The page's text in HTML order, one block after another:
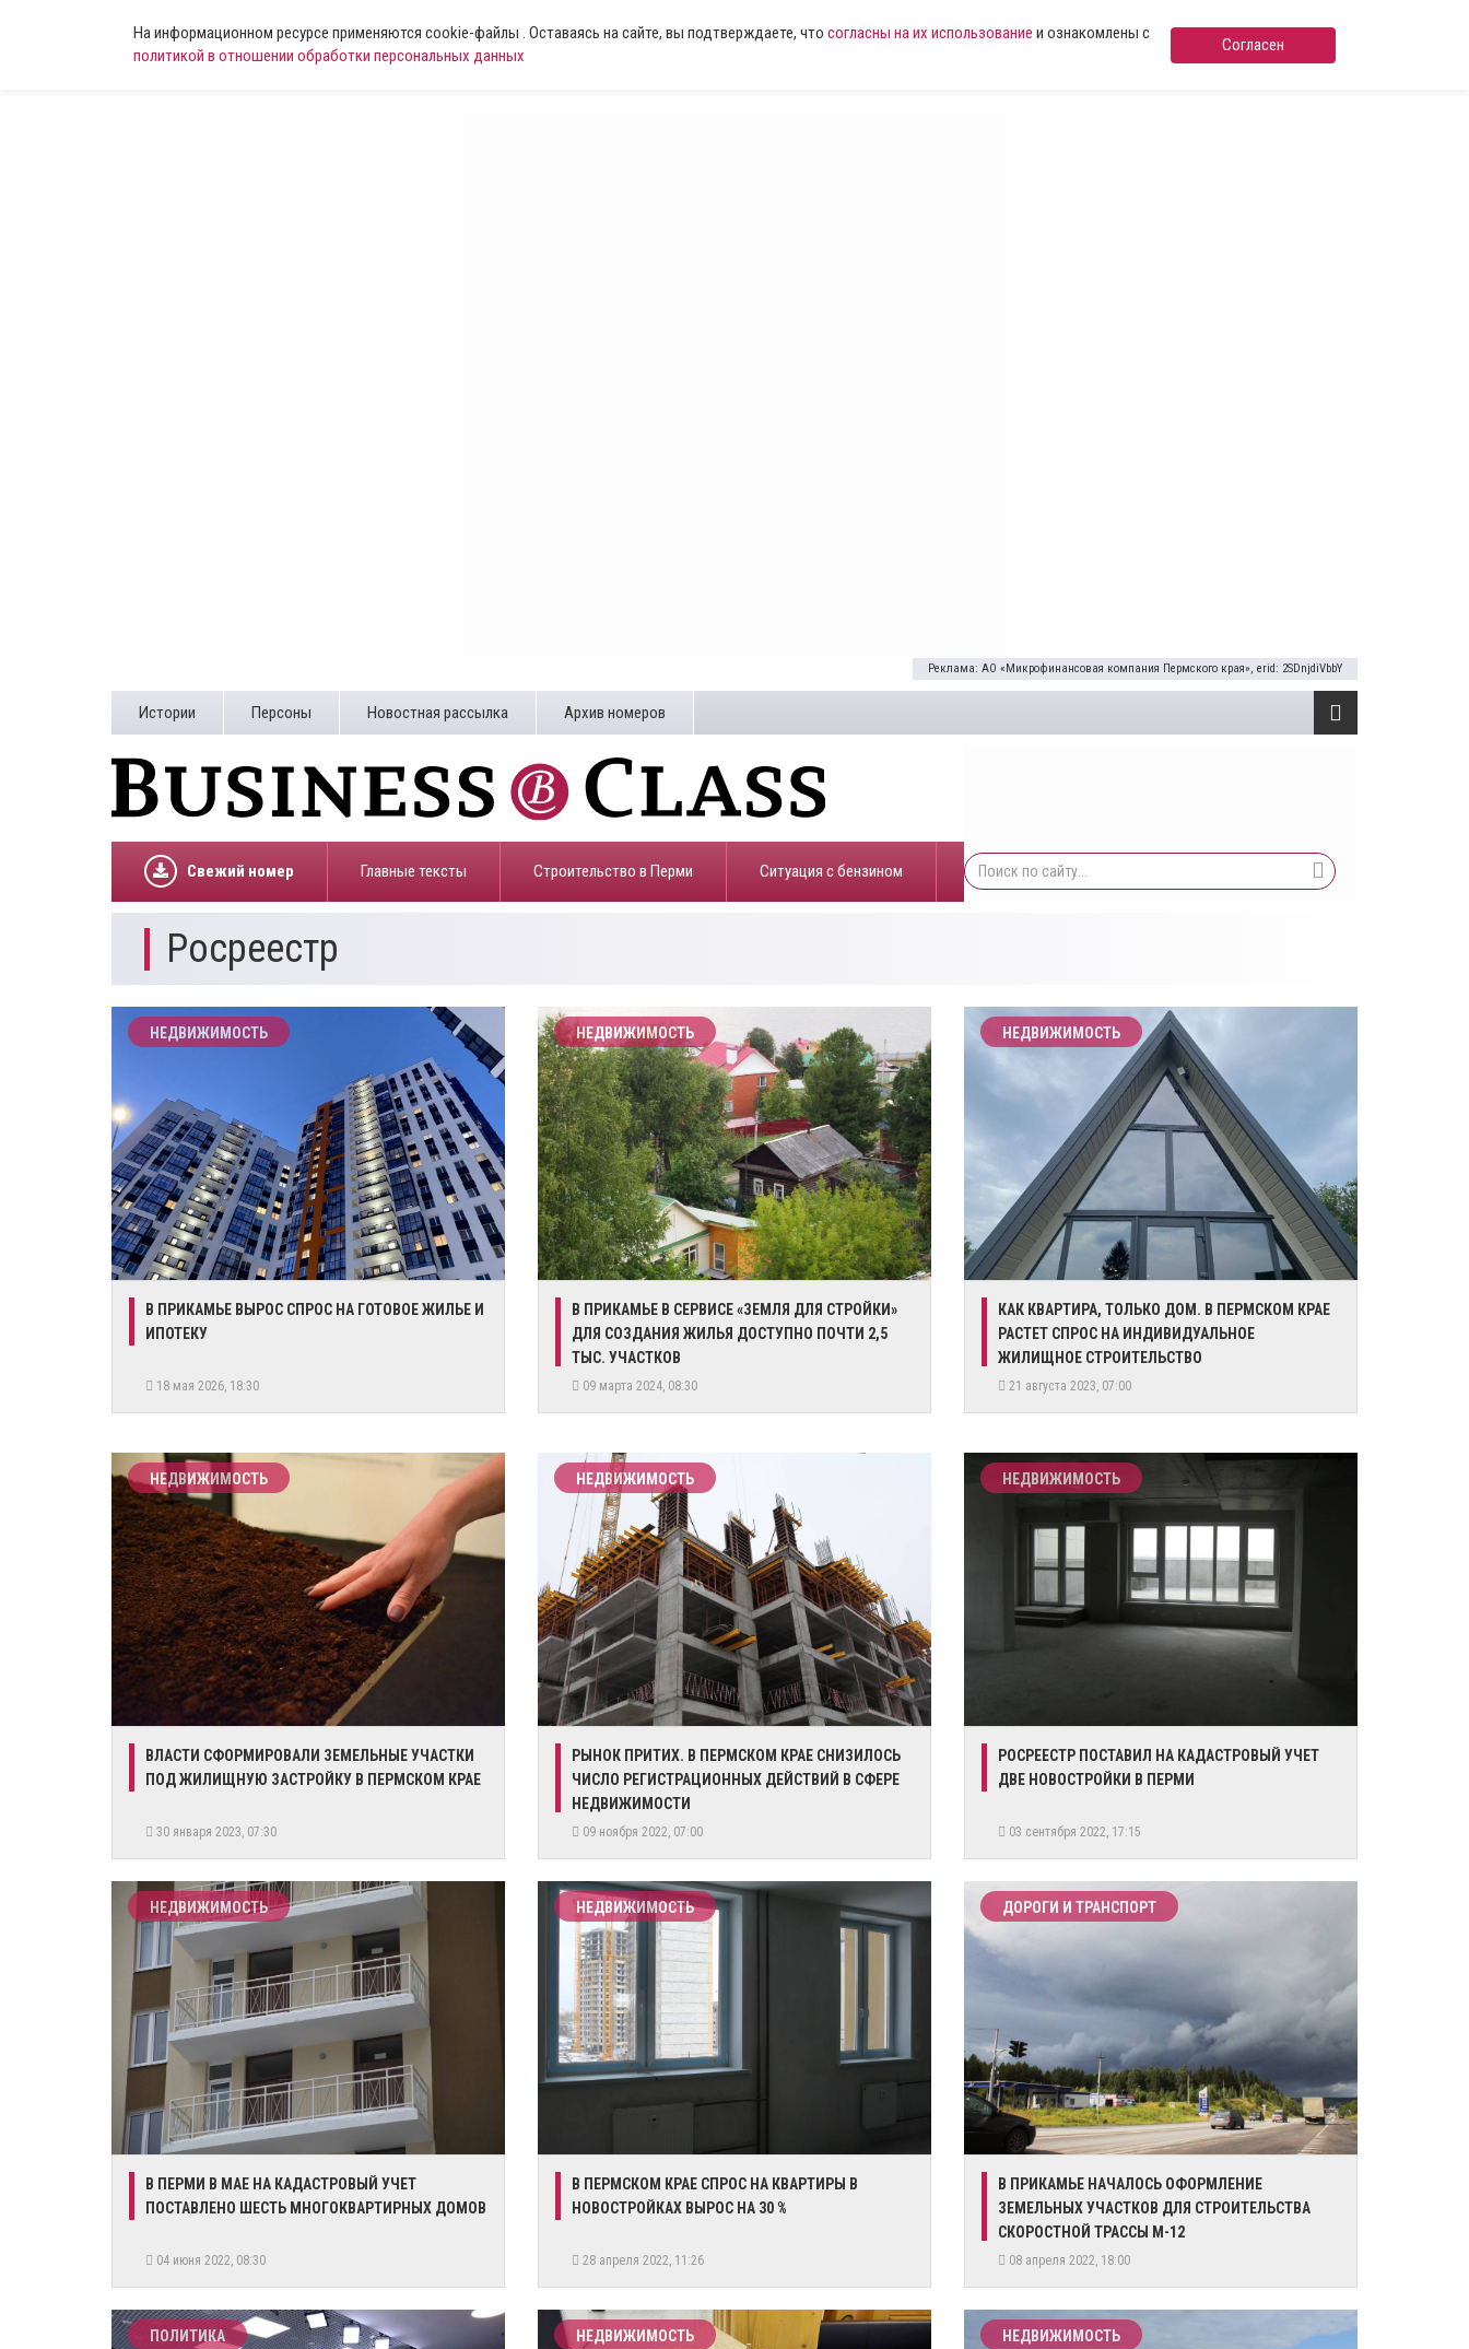
На информационном ресурсе применяются cookie-файлы . Оставаясь на сайте, вы подтверждаете, что согласны на их использование и ознакомлены с
политикой в отношении обработки персональных данных
Согласен
Реклама: АО «Микрофинансовая компания Пермского края», erid: 2SDnjdiVbbY
Истории Персоны Новостная рассылка Архив номеров
Свежий номер Главные тексты Строительство в Перми ​Ситуация с бензином
Росреестр
НЕДВИЖИМОСТЬ
В ПРИКАМЬЕ ВЫРОС СПРОС НА ГОТОВОЕ ЖИЛЬЕ И
ИПОТЕКУ
18 мая 2026, 18:30
НЕДВИЖИМОСТЬ
​В ПРИКАМЬЕ В СЕРВИСЕ «ЗЕМЛЯ ДЛЯ СТРОЙКИ»
ДЛЯ СОЗДАНИЯ ЖИЛЬЯ ДОСТУПНО ПОЧТИ 2,5
ТЫС. УЧАСТКОВ
09 марта 2024, 08:30
НЕДВИЖИМОСТЬ
КАК КВАРТИРА, ТОЛЬКО ДОМ. В ПЕРМСКОМ КРАЕ
РАСТЕТ СПРОС НА ИНДИВИДУАЛЬНОЕ
ЖИЛИЩНОЕ СТРОИТЕЛЬСТВО
21 августа 2023, 07:00
НЕДВИЖИМОСТЬ
​ВЛАСТИ СФОРМИРОВАЛИ ЗЕМЕЛЬНЫЕ УЧАСТКИ
ПОД ЖИЛИЩНУЮ ЗАСТРОЙКУ В ПЕРМСКОМ КРАЕ
30 января 2023, 07:30
НЕДВИЖИМОСТЬ
​РЫНОК ПРИТИХ. В ПЕРМСКОМ КРАЕ СНИЗИЛОСЬ
ЧИСЛО РЕГИСТРАЦИОННЫХ ДЕЙСТВИЙ В СФЕРЕ
НЕДВИЖИМОСТИ
09 ноября 2022, 07:00
НЕДВИЖИМОСТЬ
РОСРЕЕСТР ПОСТАВИЛ НА КАДАСТРОВЫЙ УЧЕТ
ДВЕ НОВОСТРОЙКИ В ПЕРМИ
03 сентября 2022, 17:15
НЕДВИЖИМОСТЬ
В ПЕРМИ В МАЕ НА КАДАСТРОВЫЙ УЧЕТ
ПОСТАВЛЕНО ШЕСТЬ МНОГОКВАРТИРНЫХ ДОМОВ
04 июня 2022, 08:30
НЕДВИЖИМОСТЬ
В ПЕРМСКОМ КРАЕ СПРОС НА КВАРТИРЫ В
НОВОСТРОЙКАХ ВЫРОС НА 30 %
28 апреля 2022, 11:26
ДОРОГИ И ТРАНСПОРТ
В ПРИКАМЬЕ НАЧАЛОСЬ ОФОРМЛЕНИЕ
ЗЕМЕЛЬНЫХ УЧАСТКОВ ДЛЯ СТРОИТЕЛЬСТВА
СКОРОСТНОЙ ТРАССЫ М-12
08 апреля 2022, 18:00
ПОЛИТИКА НЕДВИЖИМОСТЬ НЕДВИЖИМОСТЬ